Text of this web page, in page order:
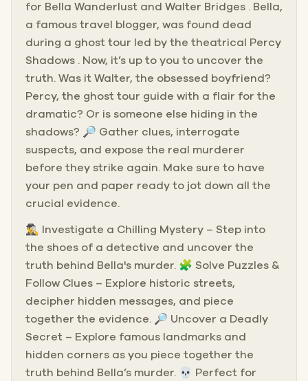
for Bella Wanderlust and Walter Bridges . Bella,
a famous travel blogger, was found dead
during a ghost tour led by the theatrical Percy
Shadows . Now, it’s up to you to uncover the
truth. Was it Walter, the obsessed boyfriend?
Percy, the ghost tour guide with a flair for the
dramatic? Or is someone else hiding in the
shadows? 🔎 Gather clues, interrogate
suspects, and expose the real murderer
before they strike again. Make sure to have
your pen and paper ready to jot down all the
crucial evidence.
🕵️‍♂️ Investigate a Chilling Mystery – Step into
the shoes of a detective and uncover the
truth behind Bella's murder. 🧩 Solve Puzzles &
Follow Clues – Explore historic streets,
decipher hidden messages, and piece
together the evidence. 🔎 Uncover a Deadly
Secret – Explore famous landmarks and
hidden corners as you piece together the
truth behind Bella’s murder. 💀 Perfect for